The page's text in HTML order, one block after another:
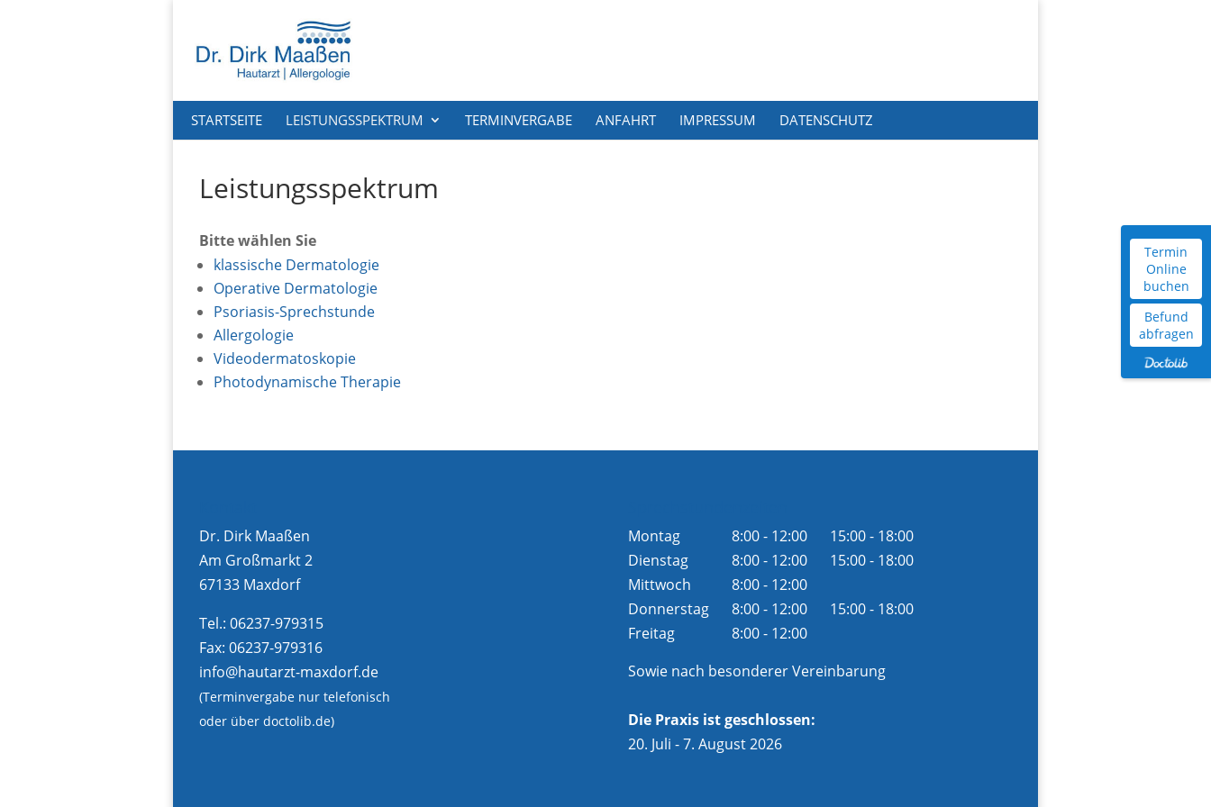
STARTSEITE LEISTUNGSSPEKTRUM TERMINVERGABE ANFAHRT IMPRESSUM DATENSCHUTZ
Leistungsspektrum
Bitte wählen Sie
klassische Dermatologie
Operative Dermatologie
Psoriasis-Sprechstunde
Allergologie
Videodermatoskopie
Photodynamische Therapie
Dr. Dirk Maaßen
Am Großmarkt 2
67133 Maxdorf
Tel.: 06237-979315
Fax: 06237-979316
info@hautarzt-maxdorf.de
(Terminvergabe nur telefonisch
oder über doctolib.de)
Montag
Dienstag
Mittwoch
Donnerstag
Freitag
8:00 - 12:00
8:00 - 12:00
8:00 - 12:00
8:00 - 12:00
8:00 - 12:00
15:00 - 18:00
15:00 - 18:00
15:00 - 18:00
Sowie nach besonderer Vereinbarung
Die Praxis ist geschlossen:
20. Juli - 7. August 2026
Termin
Online
buchen
Befund
abfragen